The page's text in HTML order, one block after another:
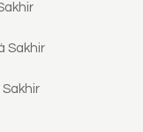
Sakhir
Sakhir